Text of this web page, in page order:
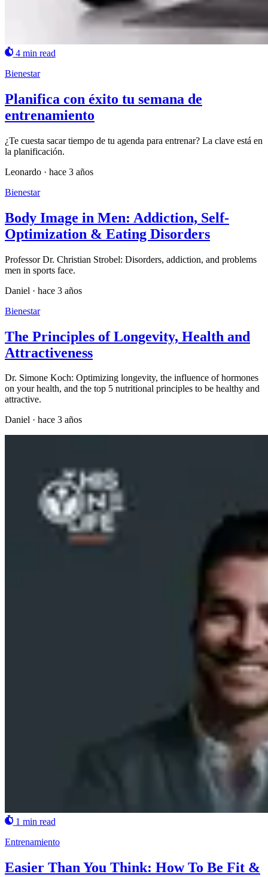
4 min read
Bienestar
Planifica con éxito tu semana de
entrenamiento
¿Te cuesta sacar tiempo de tu agenda para entrenar? La clave está en
la planificación.
Leonardo · hace 3 años
Bienestar
Body Image in Men: Addiction, Self-
Optimization & Eating Disorders
Professor Dr. Christian Strobel: Disorders, addiction, and problems
men in sports face.
Daniel · hace 3 años
Bienestar
The Principles of Longevity, Health and
Attractiveness
Dr. Simone Koch: Optimizing longevity, the influence of hormones
on your health, and the top 5 nutritional principles to be healthy and
attractive.
Daniel · hace 3 años
1 min read
Entrenamiento
Easier Than You Think: How To Be Fit &